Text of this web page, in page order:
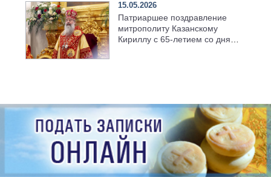
15.05.2026
Патриаршее поздравление
митрополиту Казанскому
Кириллу с 65-летием со дня